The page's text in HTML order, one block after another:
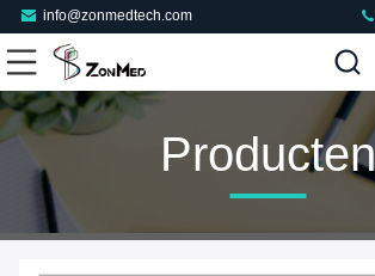
info@zonmedtech.com
Producten